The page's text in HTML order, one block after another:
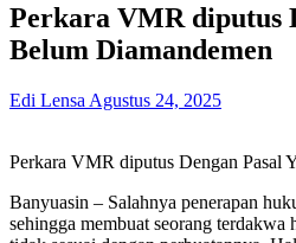
Perkara VMR diputus
Belum Diamandemen
Edi Lensa Agustus 24, 2025
Perkara VMR diputus Dengan Pasal
Banyuasin – Salahnya penerapan
sehingga membuat seorang